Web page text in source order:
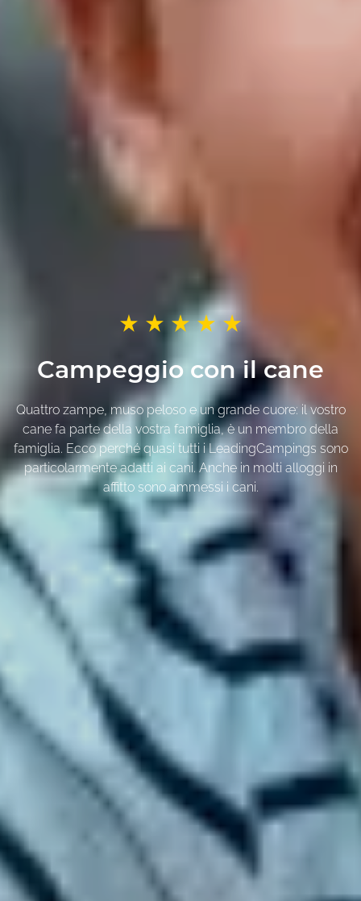
Campeggio con il cane
Quattro zampe, muso peloso e un grande cuore: il vostro
cane fa parte della vostra famiglia, è un membro della
famiglia. Ecco perché quasi tutti i LeadingCampings sono
particolarmente adatti ai cani. Anche in molti alloggi in
affitto sono ammessi i cani.